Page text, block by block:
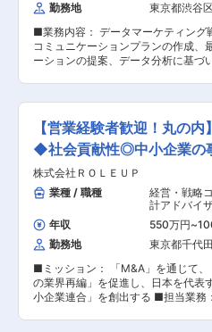
勤務地
東京都渋谷
■業務内容： データマーケティング
コミュニケーションプランの作成、
ーションの提案、データ分析に基づ
向上を目指したデータマーケティン
ュニケーションプランの策定（顧客
成、ロイヤル化） ・MAツール、
ツール等のマーケティングソリュー
や導入の支援 ・データ分析に基づい
ング施策の立案等 当初段階はご経験
お任せしていき、業務の進め方等に
ただきます（OJT）。 その後は戦略
入・運用までを、一気通貫でお任せ
す。 ■取り扱う主要なマーケティン
MAツール：Salesforce Marketing
Engagement, Salesforce Marketing
Account Engagement,Braze,
・CDP：Treasure Data CDP,
Tealium, BigQuery, Redshift,
客：Salesforce Marketing Cloud
【営業経験者歓迎！丸の
◆社会貢献性◎中小企業の
株式会社ＲＯＬＥＵＰ
業種 / 職種
経営・戦略
計アドバイ
業 戦略・経
年収 550万円~
勤務地
東京都千代
■ミッション： 「M&A」を通じて、
の業界再編」を促進し、日本を代表
小企業連合」を創出する ■担当業務： M&Aアド